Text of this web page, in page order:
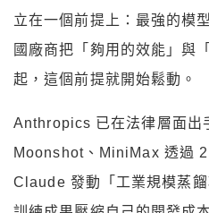
立在一個前提上：最強的模
國廠商把「夠用的效能」與
起，這個前提就開始鬆動。
Anthropics 已在法律層面出
Moonshot、MiniMax 透過
Claude 發動「工業規模蒸